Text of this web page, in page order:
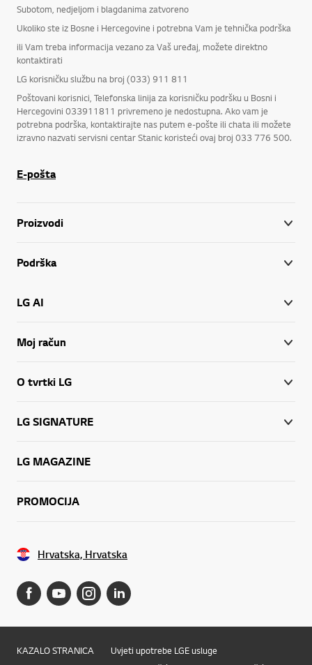
Subotom, nedjeljom i blagdanima zatvoreno
Ukoliko ste iz Bosne i Hercegovine i potrebna Vam je tehnička podrška
ili Vam treba informacija vezano za Vaš uređaj, možete direktno
kontaktirati
LG korisničku službu na broj (033) 911 811
Poštovani korisnici, Telefonska linija za korisničku podršku u Bosni i
Hercegovini 033911811 privremeno je nedostupna. Ako vam je
potrebna podrška, kontaktirajte nas putem e-pošte ili chata ili možete
izravno nazvati servisni centar Stanic koristeći ovaj broj 033 776 500.
E-pošta
Proizvodi
Podrška
LG AI
Moj račun
O tvrtki LG
LG SIGNATURE
LG MAGAZINE
PROMOCIJA
Hrvatska, Hrvatska
KAZALO STRANICA
Uvjeti upotrebe LGE usluge